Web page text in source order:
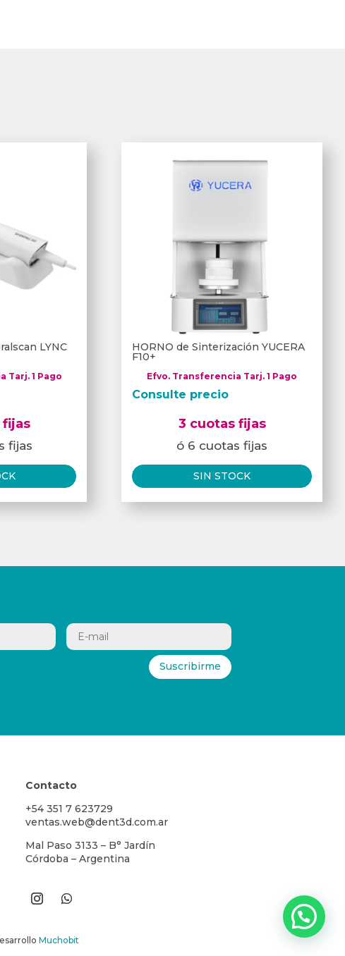
LYNC
Tarj. 1 Pago
fijas
fijas
HORNO de Sinterización YUCERA
F10+
Efvo. Transferencia Tarj. 1 Pago
Consulte precio
3 cuotas fijas
ó 6 cuotas fijas
SIN STOCK
Suscribirme
Contacto
+54 351 7 623729
ventas.web@dent3d.com.ar
Mal Paso 3133 – B° Jardín
Córdoba – Argentina
Muchobit